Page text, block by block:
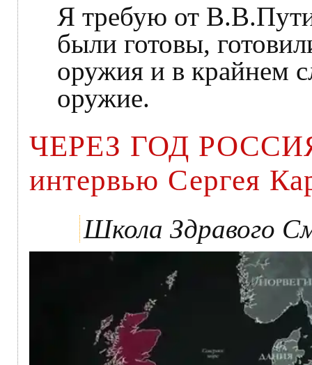
Я требую от
были готовы,
оружия и в крайнем
оружие.
ЧЕРЕЗ ГОД
интервью Сергея
Школа Здравого